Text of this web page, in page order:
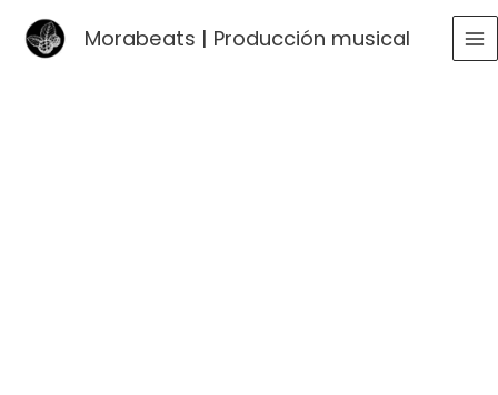
Morabeats | Producción musical